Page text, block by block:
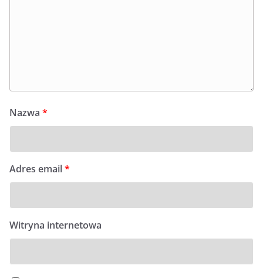
Nazwa *
Adres email*
Witryna internetowa